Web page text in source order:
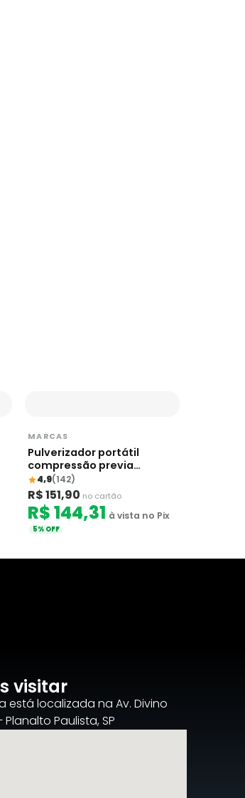
MARCAS
Pulverizador portátil
compressão previa
Vivosun 5L
4,9(142)
R$ 151,90 no cartão
R$ 144,31 à vista no Pix
5% OFF
visitar
está localizada na Av. Divino
Paulista, SP